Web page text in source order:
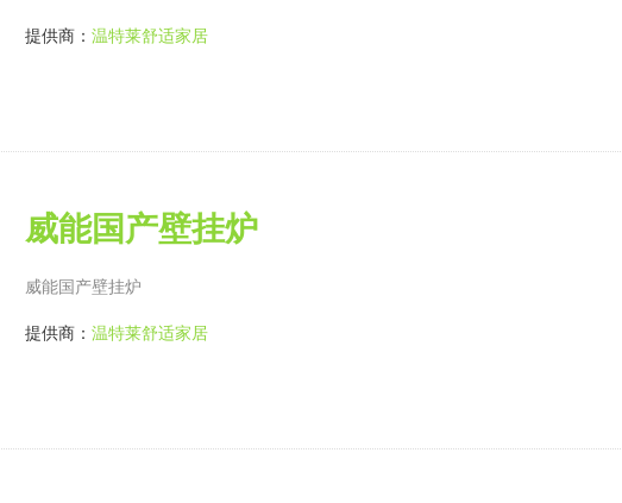
提供商： 温特莱舒适家居
威能国产壁挂炉
威能国产壁挂炉
提供商： 温特莱舒适家居